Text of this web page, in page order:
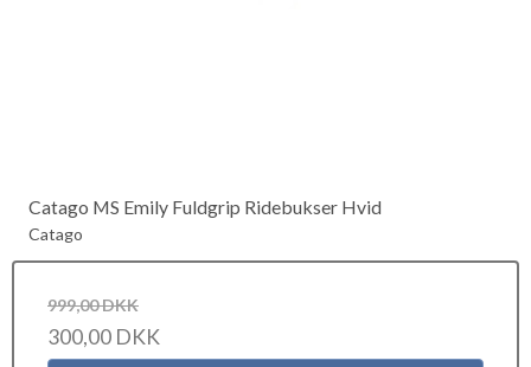
Catago MS Emily Fuldgrip Ridebukser Hvid
Catago
999,00 DKK
300,00 DKK